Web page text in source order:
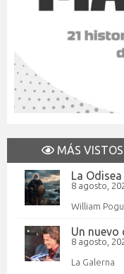
MÁS VISTOS
La
8 agosto,
William
Un nuevo
8 agosto,
La Galerna